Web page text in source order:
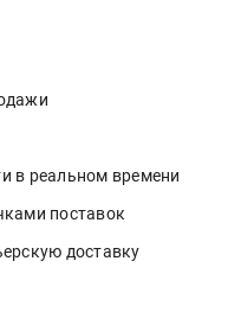
в реальном времени
поставок
доставку